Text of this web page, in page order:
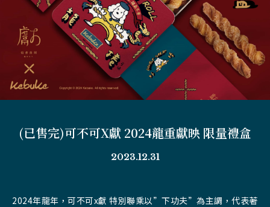
(已售完)可不可X獻 2024龍重獻映 限量禮盒
2023.12.31
2024年龍年，可不可x獻 特別聯乘以”下功夫”為主調，代表著